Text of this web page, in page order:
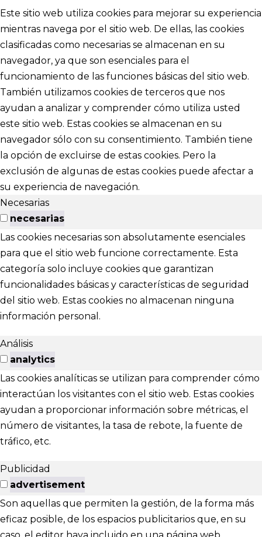
Este sitio web utiliza cookies para mejorar su experiencia
mientras navega por el sitio web. De ellas, las cookies
clasificadas como necesarias se almacenan en su
navegador, ya que son esenciales para el
funcionamiento de las funciones básicas del sitio web.
También utilizamos cookies de terceros que nos
ayudan a analizar y comprender cómo utiliza usted
este sitio web. Estas cookies se almacenan en su
navegador sólo con su consentimiento. También tiene
la opción de excluirse de estas cookies. Pero la
exclusión de algunas de estas cookies puede afectar a
su experiencia de navegación.
Necesarias
necesarias
Las cookies necesarias son absolutamente esenciales
para que el sitio web funcione correctamente. Esta
categoría solo incluye cookies que garantizan
funcionalidades básicas y características de seguridad
del sitio web. Estas cookies no almacenan ninguna
información personal.
Análisis
analytics
Las cookies analíticas se utilizan para comprender cómo
interactúan los visitantes con el sitio web. Estas cookies
ayudan a proporcionar información sobre métricas, el
número de visitantes, la tasa de rebote, la fuente de
tráfico, etc.
Publicidad
advertisement
Son aquellas que permiten la gestión, de la forma más
eficaz posible, de los espacios publicitarios que, en su